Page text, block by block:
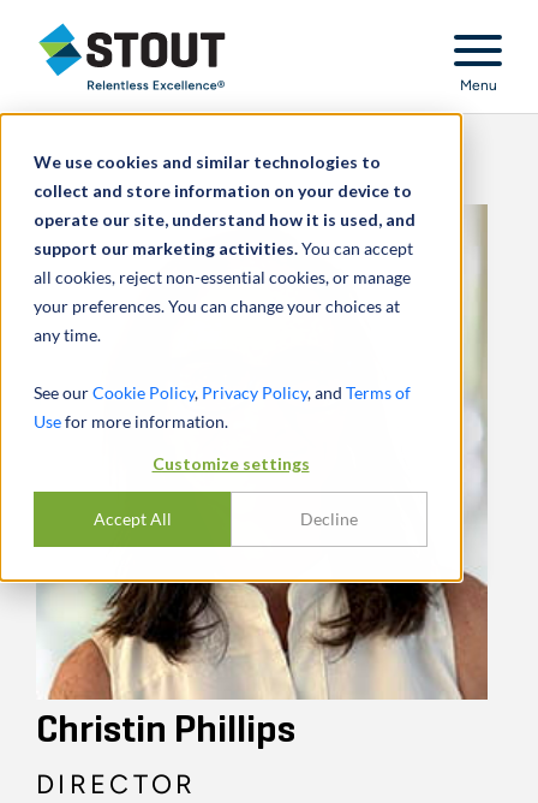
We use cookies and similar technologies to
collect and store information on your device to
operate our site, understand how it is used, and
support our marketing activities.You can accept
all cookies, reject non-essential cookies, or manage
your preferences. You can change your choices at
any time.
See ourCookie Policy, Privacy Policy, and Terms of
Usefor more information.
Customize settings
Accept All Decline
Stout Relentless Excellence
Menu
Christin Phillips
DIRECTOR